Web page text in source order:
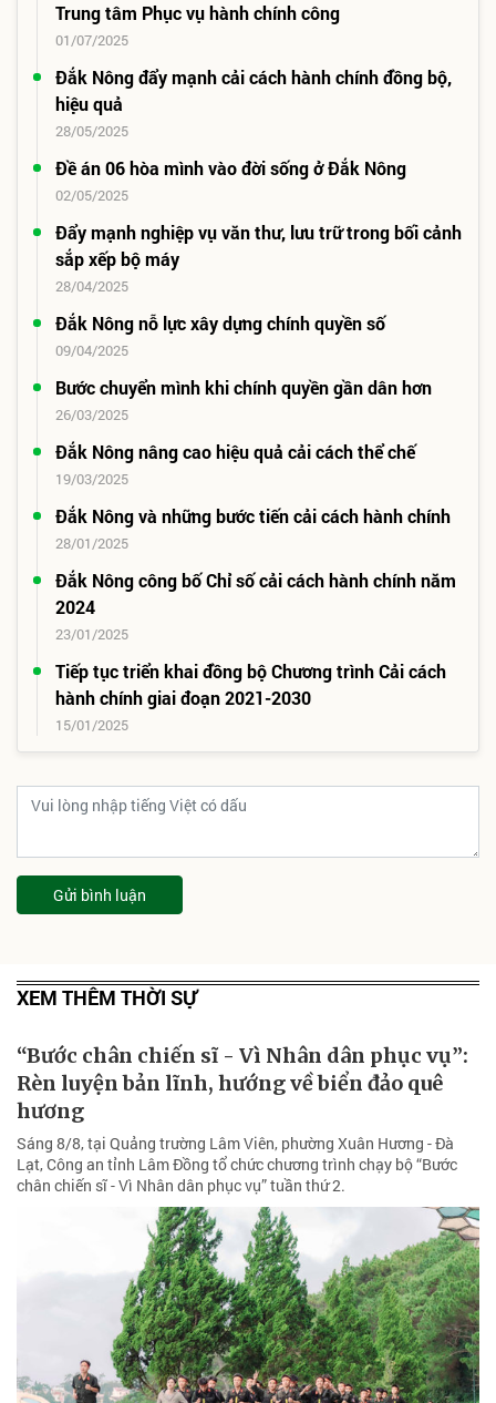
Trung tâm Phục vụ hành chính công
01/07/2025
Đắk Nông đẩy mạnh cải cách hành chính đồng bộ,
hiệu quả
28/05/2025
Đề án 06 hòa mình vào đời sống ở Đắk Nông
02/05/2025
Đẩy mạnh nghiệp vụ văn thư, lưu trữ trong bối cảnh
sắp xếp bộ máy
28/04/2025
Đắk Nông nỗ lực xây dựng chính quyền số
09/04/2025
Bước chuyển mình khi chính quyền gần dân hơn
26/03/2025
Đắk Nông nâng cao hiệu quả cải cách thể chế
19/03/2025
Đắk Nông và những bước tiến cải cách hành chính
28/01/2025
Đắk Nông công bố Chỉ số cải cách hành chính năm
2024
23/01/2025
Tiếp tục triển khai đồng bộ Chương trình Cải cách
hành chính giai đoạn 2021-2030
15/01/2025
Gửi bình luận
XEM THÊM THỜI SỰ
“Bước chân chiến sĩ - Vì Nhân dân phục vụ”:
Rèn luyện bản lĩnh, hướng về biển đảo quê
hương
Sáng 8/8, tại Quảng trường Lâm Viên, phường Xuân Hương - Đà
Lạt, Công an tỉnh Lâm Đồng tổ chức chương trình chạy bộ “Bước
chân chiến sĩ - Vì Nhân dân phục vụ” tuần thứ 2.